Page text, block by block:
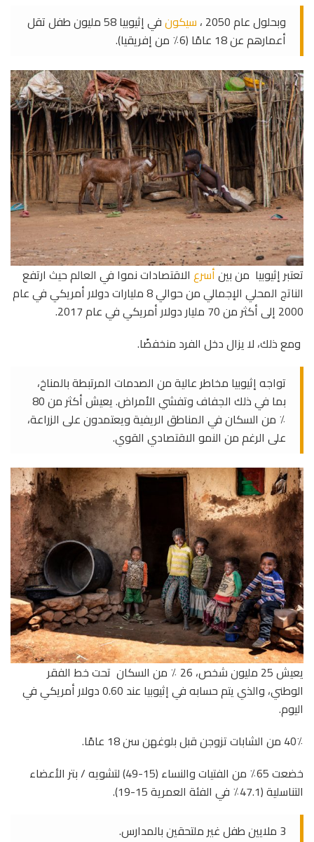
وبحلول عام 2050 ،
سيكون
في إثيوبيا 58 مليون طفل تقل
أعمارهم عن 18 عامًا (6٪ من إفريقيا).
تعتبر إثيوبيا من بينأسرع الاقتصادات نموا في العالم حيث ارتفع
الناتج المحلي الإجمالي من حوالي 8 مليارات دولار أمريكي في عام
2000 إلى أكثر من 70 مليار دولار أمريكي في عام 2017.
ومع ذلك، لا يزال دخل الفرد منخفضًا.
تواجه إثيوبيا مخاطر عالية من الصدمات المرتبطة بالمناخ،
بما في ذلك الجفاف وتفشي الأمراض. يعيش أكثر من 80
٪ من السكان في المناطق الريفية ويعتمدون على الزراعة،
على الرغم من النمو الاقتصادي القوي.
يعيش 25 مليون شخص، 26 ٪ من السكان تحت خط الفقر
الوطني، والذي يتم حسابه في إثيوبيا عند 0.60 دولار أمريكي في
اليوم.
40٪ من الشابات تزوجن قبل بلوغهن سن 18 عامًا.
خضعت 65٪ من الفتيات والنساء (15-49) لتشويه / بتر الأعضاء
التناسلية (47.1٪ في الفئة العمرية 15-19).
3 ملايين طفل غير ملتحقين بالمدارس.